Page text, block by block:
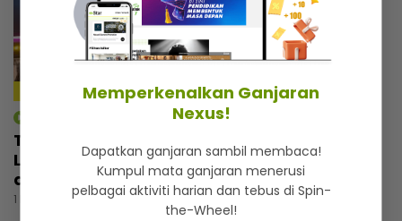
Tebalkan muka jual air kopi, Man Raja
Lawak cemburu bila tengok pelawak lain
ada perniagaan
1 hari lalu
Memperkenalkan Ganjaran
Nexus!
Dapatkan ganjaran sambil membaca!
Kumpul mata ganjaran menerusi
pelbagai aktiviti harian dan tebus di Spin-
the-Wheel!